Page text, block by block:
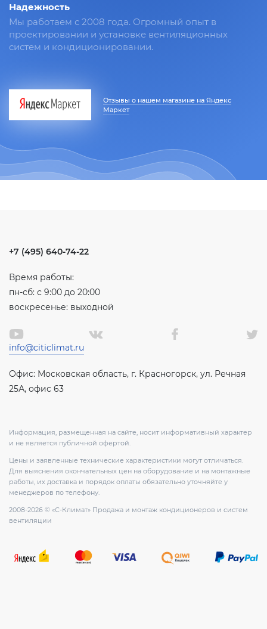
Надежность
Мы работаем с 2008 года. Огромный опыт в
проектировании и установке вентиляционных
систем и кондиционировании.
Отзывы о нашем магазине на Яндекс
Маркет
+7 (495) 640-74-22
Время работы:
пн-сб: с 9:00 до 20:00
воскресенье: выходной
info@citiclimat.ru
Офис: Московская область, г. Красногорск, ул. Речная
25А, офис 63
Информация, размещенная на сайте, носит информативный характер
и не является публичной офертой.
Цены и заявленные технические характеристики могут отличаться.
Для выяснения окончательных цен на оборудование и на монтажные
работы, их доставка и порядок оплаты обязательно уточняйте у
менеджеров по телефону.
2008-2026 © «С-Климат» Продажа и монтаж кондиционеров и систем
вентиляции